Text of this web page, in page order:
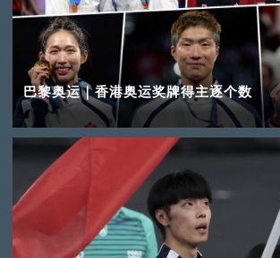
巴黎奥运｜香港奥运奖牌得主逐个数